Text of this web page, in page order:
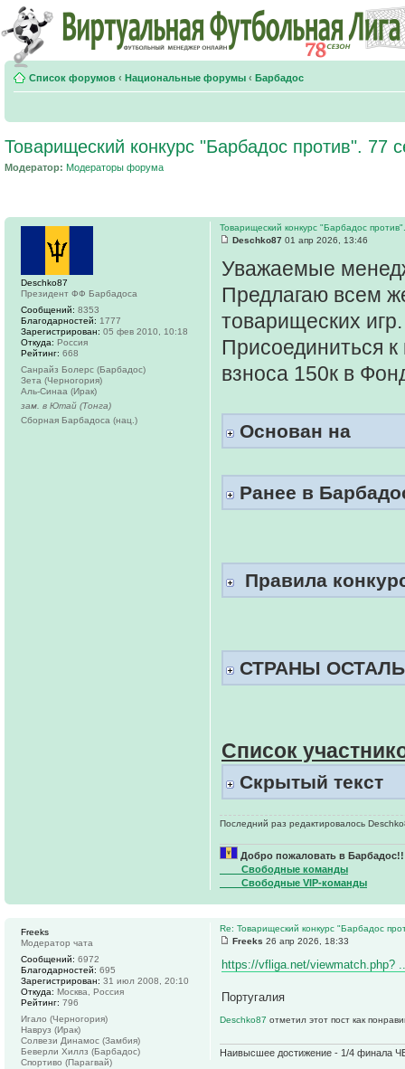
Список форумов ‹ Национальные форумы ‹ Барбадос
Товарищеский конкурс "Барбадос против". 77
Модератор: Модераторы форума
Товарищеский конкурс "Барбадос
Deschko87 01 апр 2026, 13:46
Уважаемые
Предлагаю всем
товарищеских игр.
Присоединиться
взноса 150к в
Основан на
Ранее в
Правила
СТРАНЫ
Список
Скрытый текст
Последний раз редактировалось
Добро пожаловать в
____Свободные команды
____Свободные VIP-команды
Deschko87
Президент ФФ Барбадоса
Сообщений: 8353
Благодарностей: 1777
Зарегистрирован: 05 фев 2010, 10:18
Откуда: Россия
Рейтинг: 668
Санрайз Болерс (Барбадос)
Зета (Черногория)
Аль-Синаа (Ирак)
зам. в Ютай (Тонга)
Сборная Барбадоса (нац.)
Re: Товарищеский конкурс "Барбадос
Freeks 26 апр 2026, 18:33
https://vfliga.net/viewmatch.php?
Португалия
Deschko87 отметил этот пост как
Наивысшее достижение - 1/4 финала
Freeks
Модератор чата
Сообщений: 6972
Благодарностей: 695
Зарегистрирован: 31 июл 2008, 20:10
Откуда: Москва, Россия
Рейтинг: 796
Игало (Черногория)
Навруз (Ирак)
Солвези Динамос (Замбия)
Беверли Хиллз (Барбадос)
Спортиво (Парагвай)